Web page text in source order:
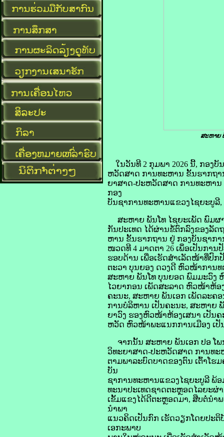
ສະຫາຍ
ໃນວັນທີ 2 ກຸມພາ 2026 ນີ້, ກອງ
ຫວັດສາດ ການທະຫານ ຂັ້ນຮາກຖາ
ຍາສາດ-ປະຫວັດສາດ ການທະຫາ
ກອງ
ບັນຊາການທະຫານແຂວງໄຊຍະບູລີ
ສະຫາຍ ພັນໂທ ໄຊຍະເພັດ ພົມຜ
ກັນປະເທດ ໄດ້ຜ່ານຂໍ້ຕົກລົງຂອງລັ
ຫານ ຂັ້ນຮາກຖານ ຢູ່ ກອງບັນຊາກ
ໜວດທີ 4 ມາດຕາ 26 ເພຶ່ອເປັນກາ
ຮອບດ້ານ ເພື່ອເຮັດສໍາເລັດໜ້າທີ່ປົກ
ຕະວາ ບຸນຍອງ ດວງດີ ຫົວໜ້າການ
ສະຫາຍ ພັນໂທ ບຸນຍອດ ພົມມະວົງ
ໄວຍາກອນ ເພັດສະລາດ ຫົວໜ້າຫ້ອ
ຄະນະ, ສະຫາຍ ພັນເອກ ເພັດລະ
ການບໍລິຫານ ເປັນຄະນະ, ສະຫາຍ
ຍາວົງ ຮອງຫົວໜ້າຫ້ອງເສນາ ເປັນ
ຫວັດ ຫົວໜ້າພະແນກການເມືອງ ເປັ
ຈາກນັ້ນ ສະຫາຍ ພັນເອກ ປອ ໂພ
ວິທະຍາສາດ-ປະຫວັດສາດ ການທ
ຕາມພາລະບົດບາດຂອງຕົນ ເຕົ້າໂ
ບັນ
ຊາການທະຫານແຂວງໄຊຍະບູລີ ພ້
ທະນາປະເທດຊາດຕະຫຼອດໄລຍະ
ເຂັ້ມແຂງໄດ້ດີຕະຫຼອດມາ, ສືບຕໍ່ນຳ
ນຳພາ
ແນວຄິດເປັນກົກ ເຮັດວຽກໂດຍປະ
ເອກະພາບ